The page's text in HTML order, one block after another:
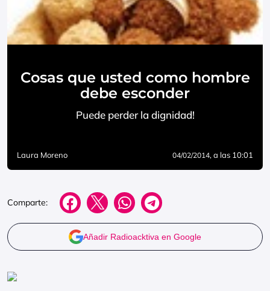
Cosas que usted como hombre
debe esconder
Puede perder la dignidad!
Laura Moreno 04/02/2014, a las 10:01
Comparte:
Añadir Radioacktiva en Google